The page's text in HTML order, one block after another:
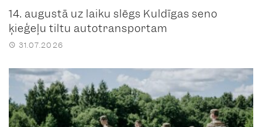
14. augustā uz laiku slēgs Kuldīgas seno
ķieģeļu tiltu autotransportam
31.07.2026